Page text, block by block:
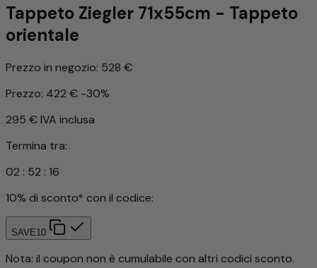
Tappeto Ziegler 71x55cm - Tappeto
orientale
Prezzo in negozio: 528 €
Prezzo: 422 € -30%
295 €IVA inclusa
Termina tra:
02 : 52 : 14
10% di sconto* con il codice:
SAVE10
Nota: il coupon non è cumulabile con altri codici sconto.